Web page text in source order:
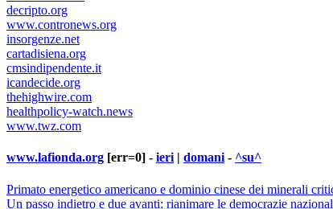
decripto.org
www.contronews.org
insorgenze.net
cartadisiena.org
cmsindipendente.it
icandecide.org
thehighwire.com
healthpolicy-watch.news
www.twz.com
www.lafionda.org [err=0] - ieri | domani - ^su^
Primato energetico americano e dominio cinese dei minerali
Un passo indietro e due avanti: rianimare le democrazie